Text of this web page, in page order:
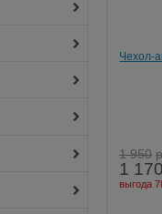
Чехол-
1 950
1 170
выгода